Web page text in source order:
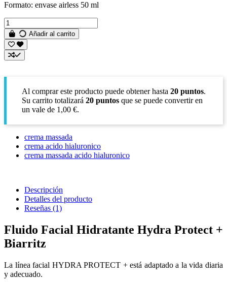
Formato: envase airless 50 ml
Añadir al carrito
Al comprar este producto puede obtener hasta 20 puntos.
Su carrito totalizará 20 puntos que se puede convertir en
un vale de 1,00 €.
crema massada
crema acido hialuronico
crema massada acido hialuronico
Descripción
Detalles del producto
Reseñas (1)
Fluido Facial Hidratante Hydra Protect +
Biarritz
La línea facial HYDRA PROTECT + está adaptado a la vida diaria
y adecuado.